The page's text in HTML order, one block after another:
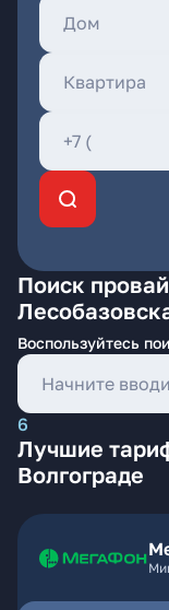
Поиск
Воспользуйтесь
6
Лучшие
Волгограде